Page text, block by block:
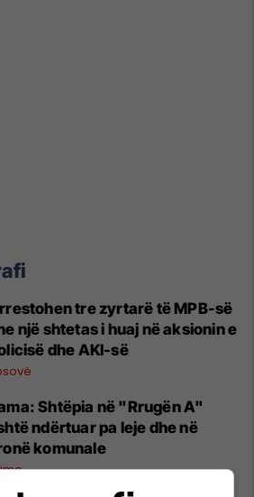
tre zyrtarë të MPB-së
një shtetas i huaj në aksionin e
dhe AKI-së
Shtëpia në "Rrugën A"
ndërtuar pa leje dhe në
komunale